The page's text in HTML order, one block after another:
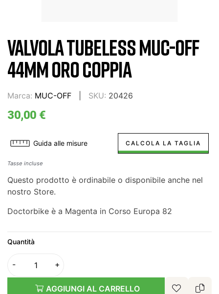
VALVOLA TUBELESS MUC-OFF
44MM ORO COPPIA
Marca: MUC-OFF SKU: 20426
30,00 €
Guida alle misure CALCOLA LA TAGLIA
Tasse incluse
Questo prodotto è ordinabile o disponibile anche nel
nostro Store.
Doctorbike è a Magenta in Corso Europa 82
Quantità
AGGIUNGI AL CARRELLO